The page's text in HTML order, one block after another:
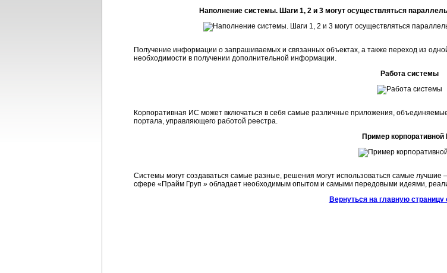
Наполнение системы. Шаги 1, 2 и 3 могут осуществляться
Получение информации о запрашиваемых и связанных объектах, а также переход из
необходимости в получении дополнительной информации.
Работа системы
Корпоративная ИС может включаться в себя самые различные приложения,
портала, управляющего работой реестра.
Пример
Системы могут создаваться самые разные, решения могут использоваться самые лучшие
сфере «Прайм Груп » обладает необходимым опытом и самыми передовыми идеями,
Вернуться на главную страницу